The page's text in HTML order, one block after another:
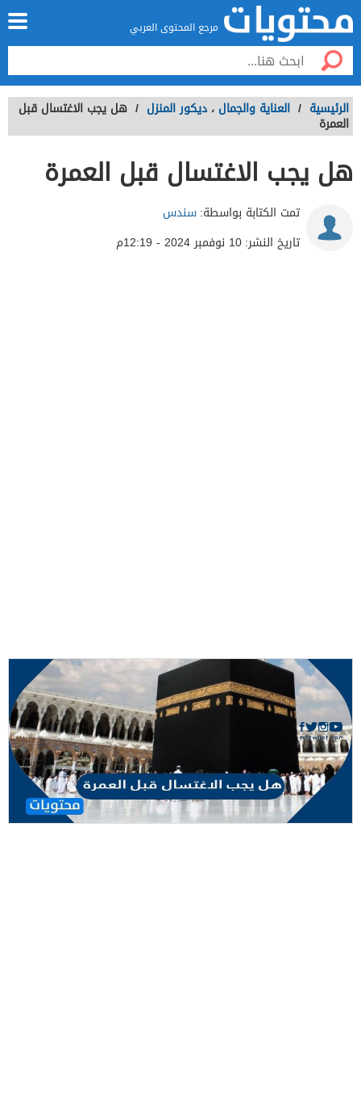
مرجع المحتوى العربي
الرئيسية / العناية والجمال ، ديكور المنزل / هل يجب الاغتسال قبل
العمرة
هل يجب الاغتسال قبل العمرة
تمت الكتابة بواسطة:سندس
تاريخ النشر:10 نوفمبر 2024 - 12:19م